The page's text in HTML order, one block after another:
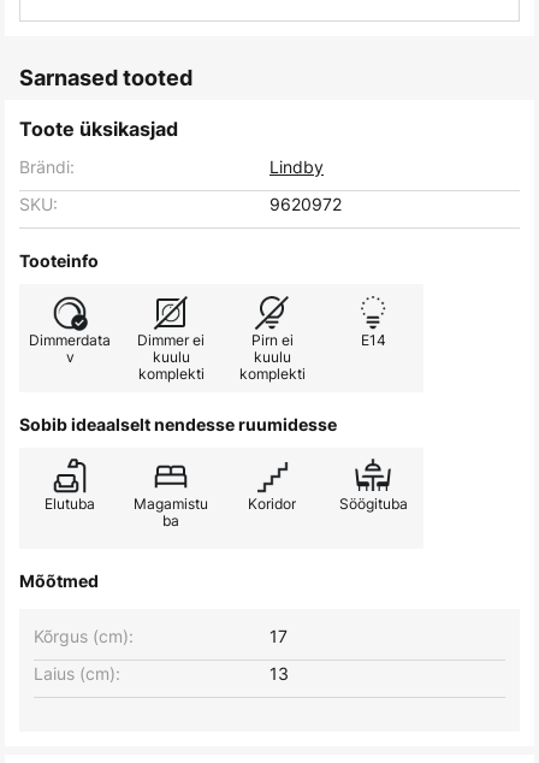
Sarnased tooted
Toote üksikasjad
Brändi:
Lindby
SKU:
9620972
Tooteinfo
Dimmerdata
v
Dimmer ei
kuulu
komplekti
Pirn ei
kuulu
komplekti
E14
Sobib ideaalselt nendesse ruumidesse
Elutuba
Magamistu
ba
Koridor Söögituba
Mõõtmed
Laius (cm): 13
Kõrgus (cm): 17